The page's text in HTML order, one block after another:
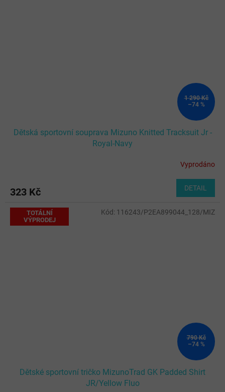
1 290 Kč
–74 %
Dětská sportovní souprava Mizuno Knitted Tracksuit Jr -
Royal-Navy
Vyprodáno
323 Kč DETAIL
TOTÁLNÍ
VÝPRODEJ
790 Kč
–74 %
Dětské sportovní tričko MizunoTrad GK Padded Shirt
JR/Yellow Fluo
Kód: 116243/P2EA899044_128/MIZ